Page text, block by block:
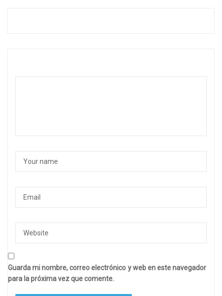
Guarda mi nombre, correo electrónico y web en este navegador
para la próxima vez que comente.